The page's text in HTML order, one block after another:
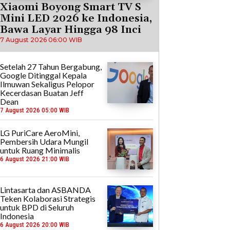
Xiaomi Boyong Smart TV S
Mini LED 2026 ke Indonesia,
Bawa Layar Hingga 98 Inci
7 August 2026 06:00 WIB
Setelah 27 Tahun Bergabung,
Google Ditinggal Kepala
Ilmuwan Sekaligus Pelopor
Kecerdasan Buatan Jeff
Dean
7 August 2026 05:00 WIB
LG PuriCare AeroMini,
Pembersih Udara Mungil
untuk Ruang Minimalis
6 August 2026 21:00 WIB
Lintasarta dan ASBANDA
Teken Kolaborasi Strategis
untuk BPD di Seluruh
Indonesia
6 August 2026 20:00 WIB